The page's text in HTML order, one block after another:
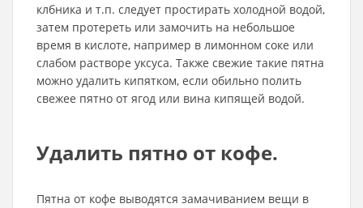
клбника и т.п. следует простирать холодной водой,
затем протереть или замочить на небольшое
время в кислоте, например в лимонном соке или
слабом растворе уксуса. Также свежие такие пятна
можно удалить кипятком, если обильно полить
свежее пятно от ягод или вина кипящей водой.
Удалить пятно от кофе.
Пятна от кофе выводятся замачиванием вещи в